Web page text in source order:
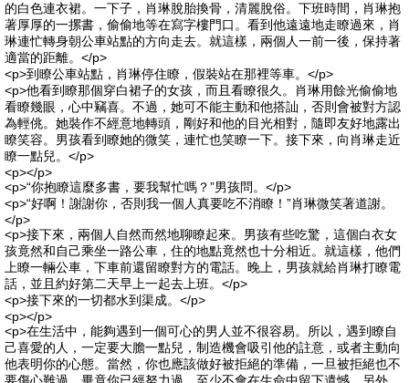
的白色連衣裙。一下子，肖琳脫胎換骨，清麗脫俗。下班時間，肖琳抱
著厚厚的一摞書，偷偷地等在寫字樓門口。看到他遠遠地走瞭過來，肖
琳連忙轉身朝公車站點的方向走去。就這樣，兩個人一前一後，保持著
適當的距離。</p>
<p>到瞭公車站點，肖琳停住瞭，假裝站在那裡等車。</p>
<p>他看到瞭那個穿白裙子的女孩，而且看瞭很久。肖琳用餘光偷偷地
看瞭幾眼，心中竊喜。不過，她可不能主動和他搭訕，否則會被對方認
為輕佻。她裝作不經意地轉頭，剛好和他的目光相對，隨即友好地露出
瞭笑容。男孩看到瞭她的微笑，連忙也笑瞭一下。接下來，向肖琳走近
瞭一點兒。</p>
<p></p>
<p>“你抱瞭這麼多書，要我幫忙嗎？”男孩問。</p>
<p>“好啊！謝謝你，否則我一個人真要吃不消瞭！”肖琳微笑著道謝。
</p>
<p>接下來，兩個人自然而然地聊瞭起來。男孩有些吃驚，這個白衣女
孩竟然和自己乘坐一路公車，住的地點竟然也十分相近。就這樣，他們
上瞭一輛公車，下車前還留瞭對方的電話。晚上，男孩就給肖琳打瞭電
話，並且約好第二天早上一起去上班。</p>
<p>接下來的一切都水到渠成。</p>
<p></p>
<p>在生活中，能夠遇到一個可心的男人並不很容易。所以，遇到瞭自
己喜愛的人，一定要大膽一點兒，制造機會吸引他的註意，或者主動向
他表明你的心態。當然，你也應該做好被拒絕的準備，一旦被拒絕也不